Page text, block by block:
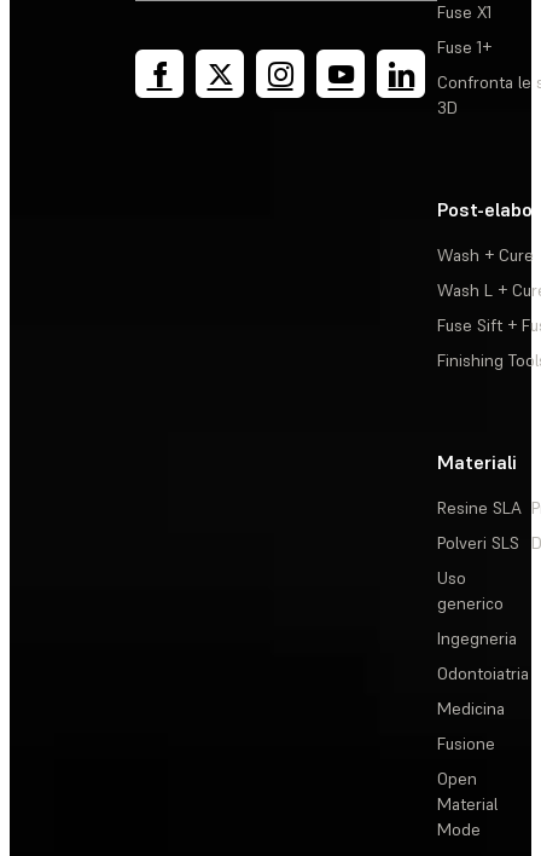
Fuse X1
Fuse 1+
Confronta le
3D
Post-
Wash + Cure
Wash L +
Fuse Sift +
Finishing
Materiali
Resine SLA
Polveri SLS
Uso
generico
Ingegneria
Odontoiatria
Medicina
Fusione
Open
Material
Mode